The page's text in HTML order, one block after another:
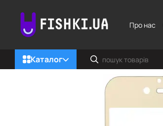
Про нас
Каталог